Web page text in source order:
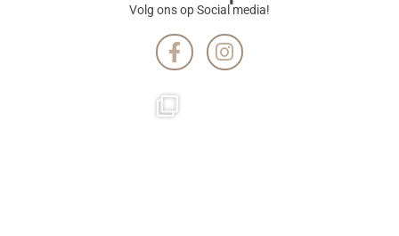
Volg ons op Social media!